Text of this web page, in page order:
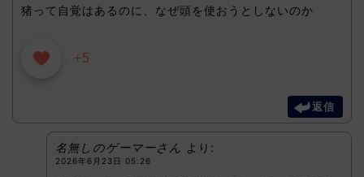
猪って自覚はあるのに、なぜ頭を使おうとしないのか
+5
返信
名無しのゲーマーさん より:
2026年6月23日 05:26